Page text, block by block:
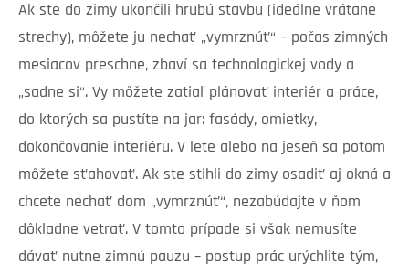
Ak ste do zimy ukončili hrubú stavbu (ideálne vrátane
strechy), môžete ju nechať „vymrznúť“ – počas zimných
mesiacov preschne, zbaví sa technologickej vody a
„sadne si“. Vy môžete zatiaľ plánovať interiér a práce,
do ktorých sa pustíte na jar: fasády, omietky,
dokončovanie interiéru. V lete alebo na jeseň sa potom
môžete sťahovať. Ak ste stihli do zimy osadiť aj okná a
chcete nechať dom „vymrznúť“, nezabúdajte v ňom
dôkladne vetrať. V tomto prípade si však nemusíte
dávať nutne zimnú pauzu – postup prác urýchlite tým,